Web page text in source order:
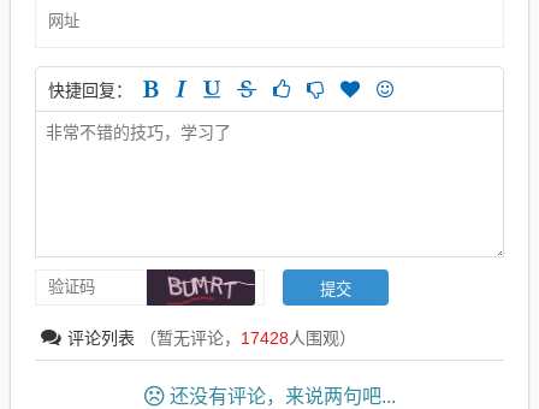
快捷回复：
评论列表 （暂无评论， 17428人围观）
还没有评论，来说两句吧...